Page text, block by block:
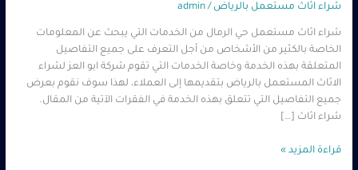
شراء اثاث مستعمل بالرياض /
admin
شراء اثاث مستعمل حي الرمال من الخدمات التي يبحث عن المعلومات
الخاصة بالكثير من الأشخاص من أجل التعرف على جميع التفاصيل
المتعلقة بهذه الخدمة وخاصة الخدمات التي تقوم شركة ابو العز لشراء
الاثاث المستعمل بالرياض بتقديمها إلى العملاء، لهذا سوف نقوم بعرض
جميع التفاصيل التي تتعلق بهذه الخدمة في الفقرات الآتية من المقال.
شراء اثاث […]
قراءة المزيد »